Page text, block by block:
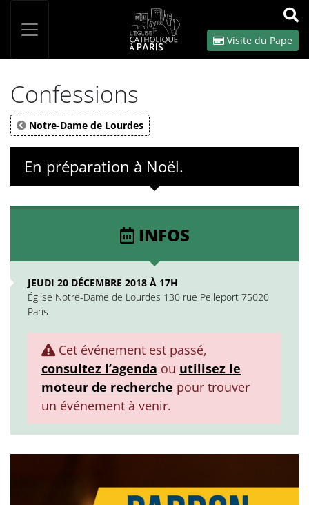
OK
Visite du Pape
Confessions
Notre-Dame de Lourdes
En préparation à Noël.
INFOS
JEUDI 20 DÉCEMBRE 2018 À 17H
Église Notre-Dame de Lourdes 130 rue Pelleport 75020
Paris
Cet événement est passé,
consultez l’agenda ou utilisez le
moteur de recherche pour trouver
un événement à venir.
Panneau de gestion des cookies